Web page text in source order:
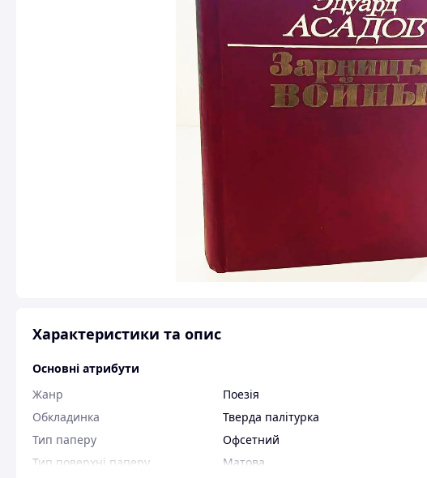
Характеристики та опис
Основні атрибути
Жанр
Поезія
Обкладинка
Тверда палітурка
Тип паперу
Офсетний
Тип поверхні паперу
Матова